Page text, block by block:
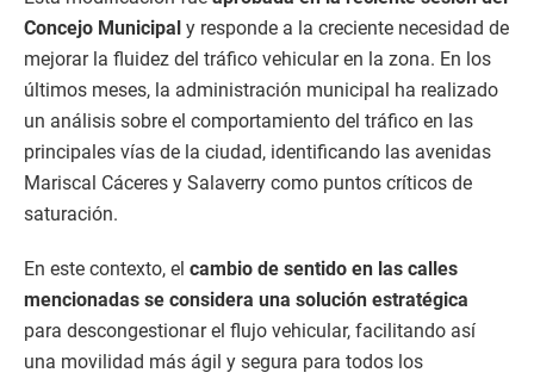
Concejo Municipal y responde a la creciente necesidad de
mejorar la fluidez del tráfico vehicular en la zona. En los
últimos meses, la administración municipal ha realizado
un análisis sobre el comportamiento del tráfico en las
principales vías de la ciudad, identificando las avenidas
Mariscal Cáceres y Salaverry como puntos críticos de
saturación.
En este contexto, el cambio de sentido en las calles
mencionadas se considera una solución estratégica
para descongestionar el flujo vehicular, facilitando así
una movilidad más ágil y segura para todos los